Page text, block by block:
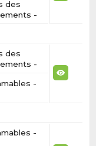
des
-
des
-
-
-